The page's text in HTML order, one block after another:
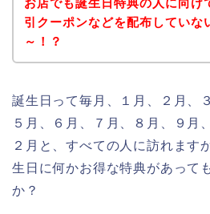
お店でも誕生日特典の人に向け
引クーポンなどを配布していな
～！？
誕生日って毎月、１月、２月、
５月、６月、７月、８月、９月
２月と、すべての人に訪れます
生日に何かお得な特典があって
か？